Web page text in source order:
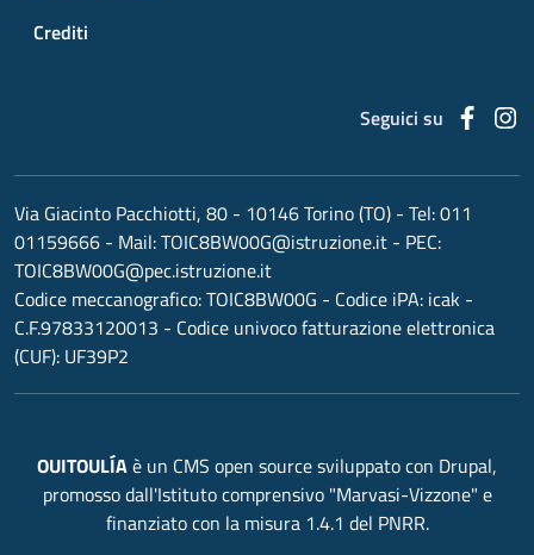
Crediti
Seguici su
Via Giacinto Pacchiotti, 80 - 10146 Torino (TO) - Tel:011
01159666 - Mail:TOIC8BW00G@istruzione.it - PEC:
TOIC8BW00G@pec.istruzione.it
Codice meccanografico:TOIC8BW00G - Codice iPA: icak -
C.F.97833120013 - Codice univoco fatturazione elettronica
(CUF): UF39P2
OUITOULÍAè un CMS open source sviluppato con Drupal,
promosso dall'Istituto comprensivo "Marvasi-Vizzone" e
finanziato con la misura 1.4.1 del PNRR.